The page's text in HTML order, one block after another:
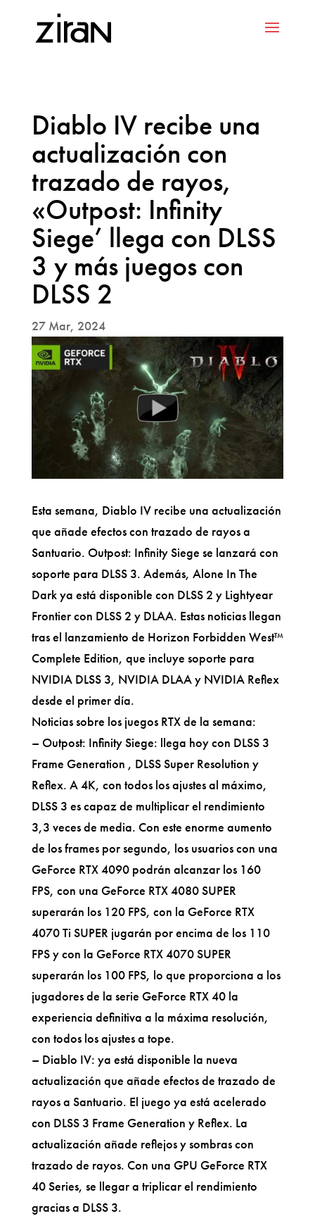
Diablo IV recibe una
actualización con
trazado de rayos,
«Outpost: Infinity
Siege’ llega con DLSS
3 y más juegos con
DLSS 2
27 Mar, 2024
Esta semana, Diablo IV recibe una actualización
que añade efectos con trazado de rayos a
Santuario. Outpost: Infinity Siege se lanzará con
soporte para DLSS 3. Además, Alone In The
Dark ya está disponible con DLSS 2 y Lightyear
Frontier con DLSS 2 y DLAA. Estas noticias llegan
tras el lanzamiento de Horizon Forbidden West™
Complete Edition, que incluye soporte para
NVIDIA DLSS 3, NVIDIA DLAA y NVIDIA Reflex
desde el primer día.
Noticias sobre los juegos RTX de la semana:
– Outpost: Infinity Siege: llega hoy con DLSS 3
Frame Generation , DLSS Super Resolution y
Reflex. A 4K, con todos los ajustes al máximo,
DLSS 3 es capaz de multiplicar el rendimiento
3,3 veces de media. Con este enorme aumento
de los frames por segundo, los usuarios con una
GeForce RTX 4090 podrán alcanzar los 160
FPS, con una GeForce RTX 4080 SUPER
superarán los 120 FPS, con la GeForce RTX
4070 Ti SUPER jugarán por encima de los 110
FPS y con la GeForce RTX 4070 SUPER
superarán los 100 FPS, lo que proporciona a los
jugadores de la serie GeForce RTX 40 la
experiencia definitiva a la máxima resolución,
con todos los ajustes a tope.
– Diablo IV: ya está disponible la nueva
actualización que añade efectos de trazado de
rayos a Santuario. El juego ya está acelerado
con DLSS 3 Frame Generation y Reflex. La
actualización añade reflejos y sombras con
trazado de rayos. Con una GPU GeForce RTX
40 Series, se llegar a triplicar el rendimiento
gracias a DLSS 3.